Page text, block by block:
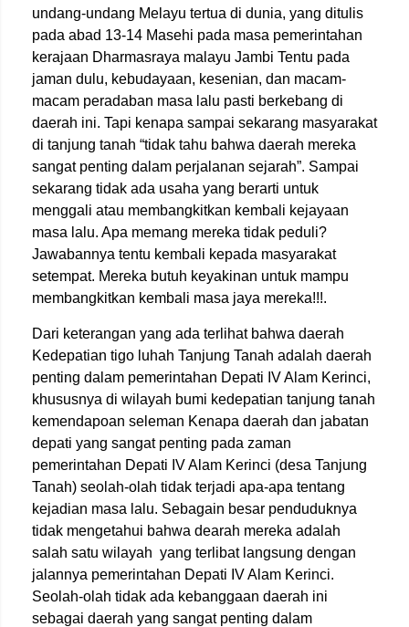
undang-undang Melayu tertua di dunia, yang ditulis
pada abad 13-14 Masehi pada masa pemerintahan
kerajaan Dharmasraya malayu Jambi Tentu pada
jaman dulu, kebudayaan, kesenian, dan macam-
macam peradaban masa lalu pasti berkebang di
daerah ini. Tapi kenapa sampai sekarang masyarakat
di tanjung tanah “tidak tahu bahwa daerah mereka
sangat penting dalam perjalanan sejarah”. Sampai
sekarang tidak ada usaha yang berarti untuk
menggali atau membangkitkan kembali kejayaan
masa lalu. Apa memang mereka tidak peduli?
Jawabannya tentu kembali kepada masyarakat
setempat. Mereka butuh keyakinan untuk mampu
membangkitkan kembali masa jaya mereka!!!.
Dari keterangan yang ada terlihat bahwa daerah
Kedepatian tigo luhah Tanjung Tanah adalah daerah
penting dalam pemerintahan Depati IV Alam Kerinci,
khususnya di wilayah bumi kedepatian tanjung tanah
kemendapoan seleman Kenapa daerah dan jabatan
depati yang sangat penting pada zaman
pemerintahan Depati IV Alam Kerinci (desa Tanjung
Tanah) seolah-olah tidak terjadi apa-apa tentang
kejadian masa lalu. Sebagain besar penduduknya
tidak mengetahui bahwa dearah mereka adalah
salah satu wilayah yang terlibat langsung dengan
jalannya pemerintahan Depati IV Alam Kerinci.
Seolah-olah tidak ada kebanggaan daerah ini
sebagai daerah yang sangat penting dalam